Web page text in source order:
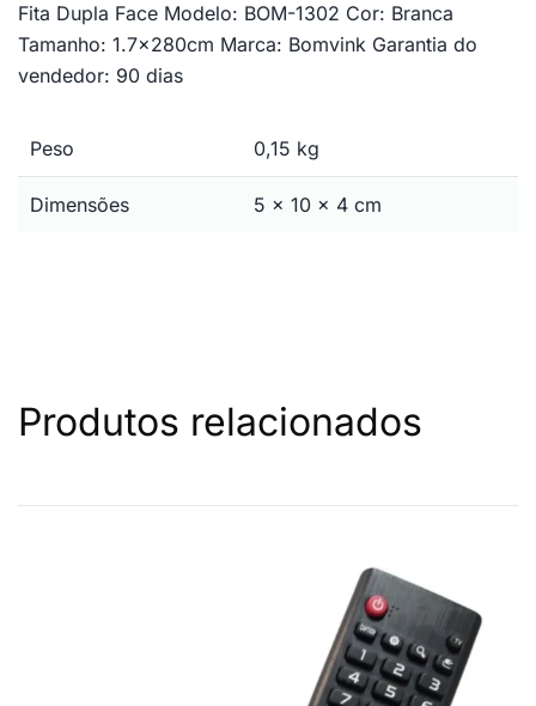
Fita Dupla Face Modelo: BOM-1302 Cor: Branca
Tamanho: 1.7x280cm Marca: Bomvink Garantia do
vendedor: 90 dias
Peso 0,15 kg
Dimensões 5 × 10 × 4 cm
Produtos relacionados